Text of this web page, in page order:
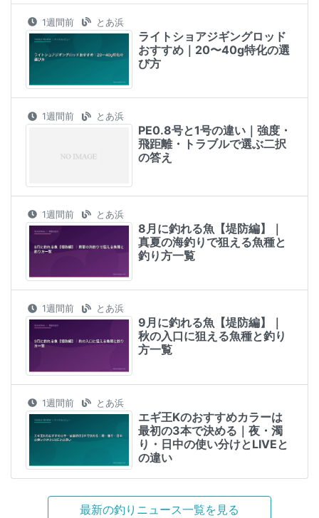
1週間前 とあ浜
ライトショアジギングロッド
おすすめ｜20〜40g特化の選
び方
1週間前 とあ浜
PE0.8号と1号の違い｜強度・
飛距離・トラブルで選ぶ二択
の答え
1週間前 とあ浜
8月に釣れる魚【堤防編】｜
真夏の海釣りで狙える魚種と
釣り方一覧
1週間前 とあ浜
9月に釣れる魚【堤防編】｜
秋の入口に狙える魚種と釣り
方一覧
1週間前 とあ浜
エギ王Kのおすすめカラーは
最初の3本で決める｜夜・濁
り・日中の使い分けとLIVEと
の違い
最新の釣りニュース一覧を見る